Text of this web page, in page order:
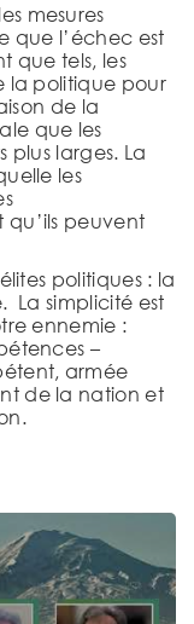
mesures
que l’échec est
que tels, les
la politique pour
de la
que les
plus larges. La
les
qu’ils peuvent
politiques : la
La simplicité est
ennemie :
–
armée
de la nation et